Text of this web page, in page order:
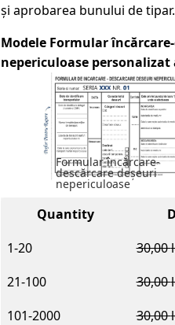
și aprobarea bunului de tipar.
Modele Formular
nepericuloase
Formular încărcare-
descărcare deșeuri
nepericuloase
Quantity
1-20
30,00
21-100
30,00
101-2000
30,00